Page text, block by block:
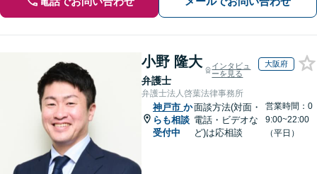
小野 隆大
弁護士
インタビュ
ーを見る
大阪府
弁護士法人啓葉法律事務所
神戸市 か
らも相談
受付中
面談方法(対面・
電話・ビデオな
ど)は応相談
営業時間：0
9:00~22:00
（平日）